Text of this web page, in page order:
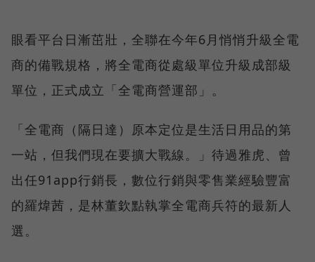
眼看平台日漸茁壯，全聯在今年6月悄悄升級全電
商的備戰規格，將全電商從處級單位升級成部級
單位，正式成立「全電商營運部」。
「全電商（隔日達）原本定位是生活日用品的第
一站，但我們現在要擴大戰線。」待過雅虎、曾
出任91app行銷長，數位行銷與零售業經驗豐富
的羅煒茜，是林董欽點執掌全電商兵符的最新人
選。